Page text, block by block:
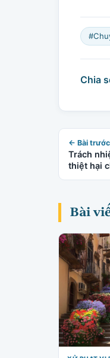
Chia
← Bài trước
Trách
thiệt hại
Bài